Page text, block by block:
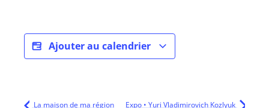
Ajouter au calendrier
La maison de ma région Expo • Yuri Vladimirovich Kozlyuk